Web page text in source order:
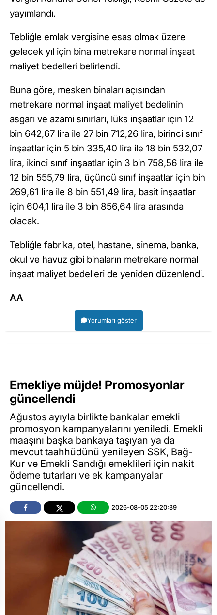
yayımlandı.
Tebliğle emlak vergisine esas olmak üzere
gelecek yıl için bina metrekare normal inşaat
maliyet bedelleri belirlendi.
Buna göre, mesken binaları açısından
metrekare normal inşaat maliyet bedelinin
asgari ve azami sınırları, lüks inşaatlar için 12
bin 642,67 lira ile 27 bin 712,26 lira, birinci sınıf
inşaatlar için 5 bin 335,40 lira ile 18 bin 532,07
lira, ikinci sınıf inşaatlar için 3 bin 758,56 lira ile
12 bin 555,79 lira, üçüncü sınıf inşaatlar için bin
269,61 lira ile 8 bin 551,49 lira, basit inşaatlar
için 604,1 lira ile 3 bin 856,64 lira arasında
olacak.
Tebliğle fabrika, otel, hastane, sinema, banka,
okul ve havuz gibi binaların metrekare normal
inşaat maliyet bedelleri de yeniden düzenlendi.
AA
Yorumları göster
Emekliye müjde! Promosyonlar
güncellendi
Ağustos ayıyla birlikte bankalar emekli
promosyon kampanyalarını yeniledi. Emekli
maaşını başka bankaya taşıyan ya da
mevcut taahhüdünü yenileyen SSK, Bağ-
Kur ve Emekli Sandığı emeklileri için nakit
ödeme tutarları ve ek kampanyalar
güncellendi.
2026-08-05 22:20:39